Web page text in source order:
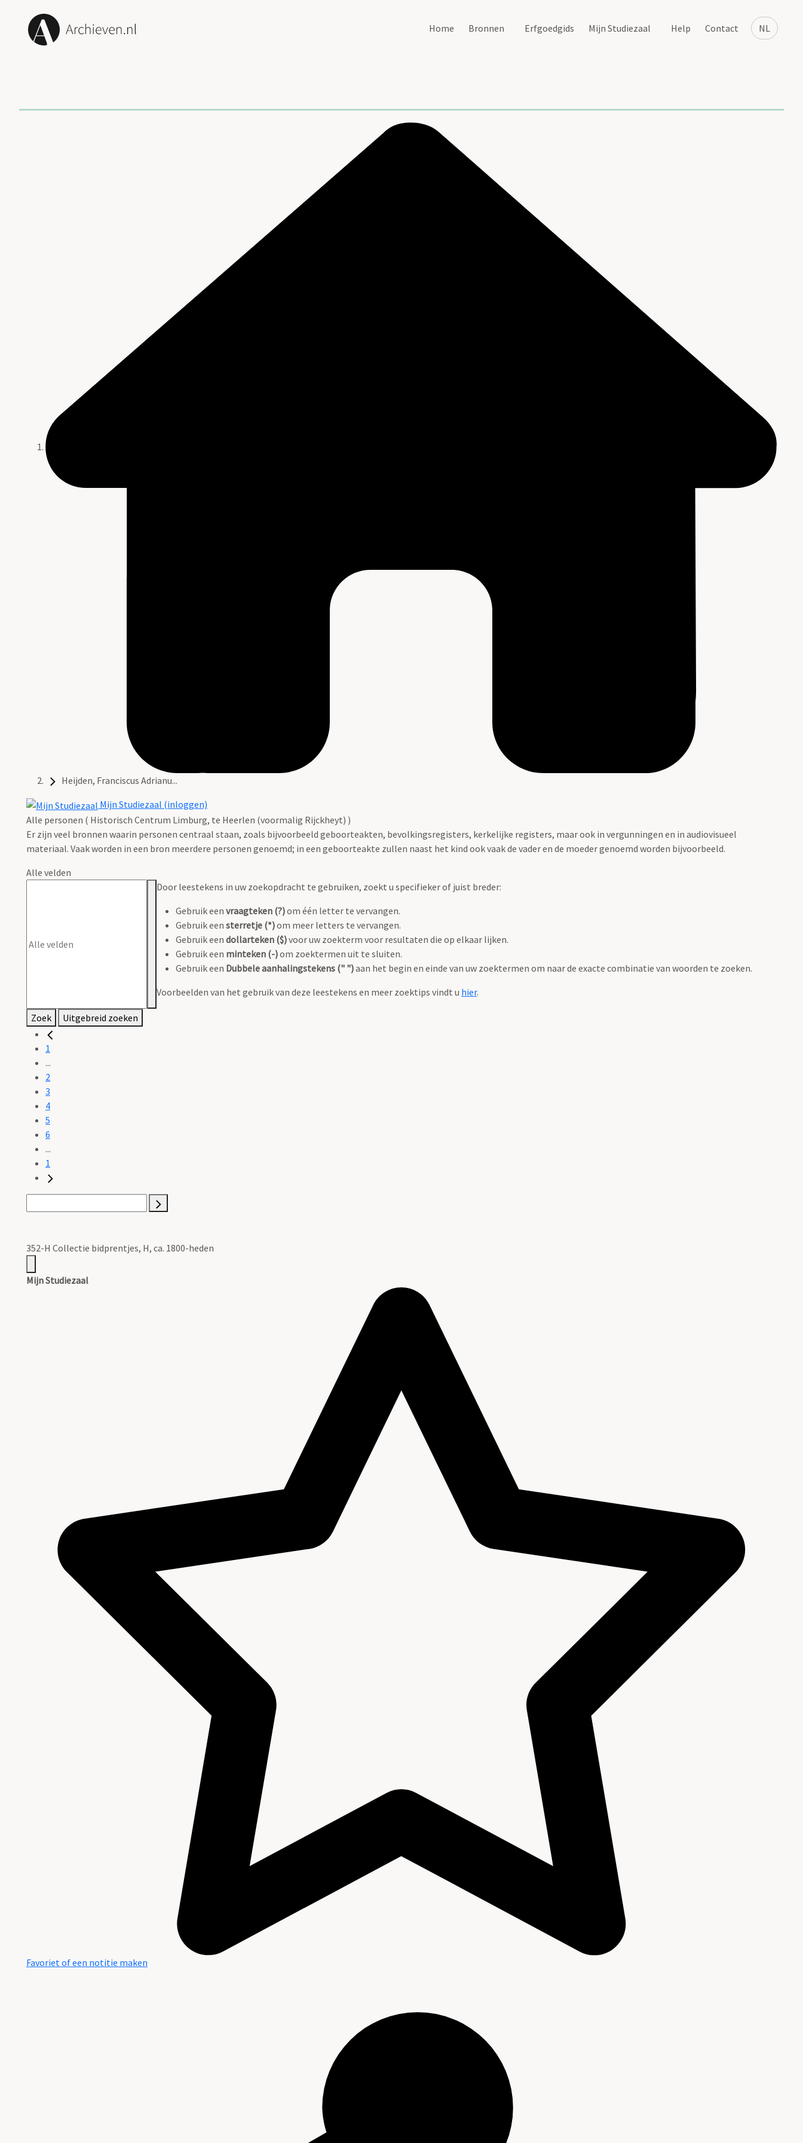
NL
Home Bronnen Erfgoedgids Mijn Studiezaal Help Contact
Heijden, Franciscus Adrianu...
Mijn Studiezaal (inloggen)
Alle personen ( Historisch Centrum Limburg, te Heerlen (voormalig Rijckheyt) )
Er zijn veel bronnen waarin personen centraal staan, zoals bijvoorbeeld geboorteakten, bevolkingsregisters, kerkelijke registers, maar ook in vergunningen en in audiovisueel
materiaal. Vaak worden in een bron meerdere personen genoemd; in een geboorteakte zullen naast het kind ook vaak de vader en de moeder genoemd worden bijvoorbeeld.
Alle velden
Door leestekens in uw zoekopdracht te gebruiken, zoekt u specifieker of juist breder:
Gebruik een vraagteken (?)om één letter te vervangen.
Gebruik een sterretje (*)om meer letters te vervangen.
Gebruik een dollarteken ($)voor uw zoekterm voor resultaten die op elkaar lijken.
Gebruik een minteken (-)om zoektermen uit te sluiten.
Gebruik een Dubbele aanhalingstekens (" ")aan het begin en einde van uw zoektermen om naar de exacte combinatie van woorden te zoeken.
Voorbeelden van het gebruik van deze leestekens en meer zoektips vindt u hier.
Zoek Uitgebreid zoeken
1
...
2
3
4
5
6
...
1
352-H Collectie bidprentjes, H, ca. 1800-heden
Mijn Studiezaal
Favoriet of een notitie maken